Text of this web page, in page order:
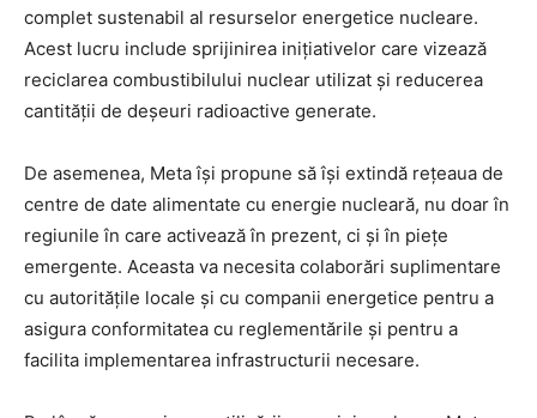
complet sustenabil al resurselor energetice nucleare.
Acest lucru include sprijinirea inițiativelor care vizează
reciclarea combustibilului nuclear utilizat și reducerea
cantității de deșeuri radioactive generate.
De asemenea, Meta își propune să își extindă rețeaua de
centre de date alimentate cu energie nucleară, nu doar în
regiunile în care activează în prezent, ci și în piețe
emergente. Aceasta va necesita colaborări suplimentare
cu autoritățile locale și cu companii energetice pentru a
asigura conformitatea cu reglementările și pentru a
facilita implementarea infrastructurii necesare.